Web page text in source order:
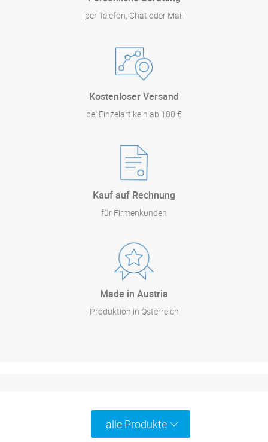
per Telefon, Chat oder Mail
Kostenloser Versand
bei Einzelartikeln ab 100 €
Kauf auf Rechnung
für Firmenkunden
Made in Austria
Produktion in Österreich
alle Produkte